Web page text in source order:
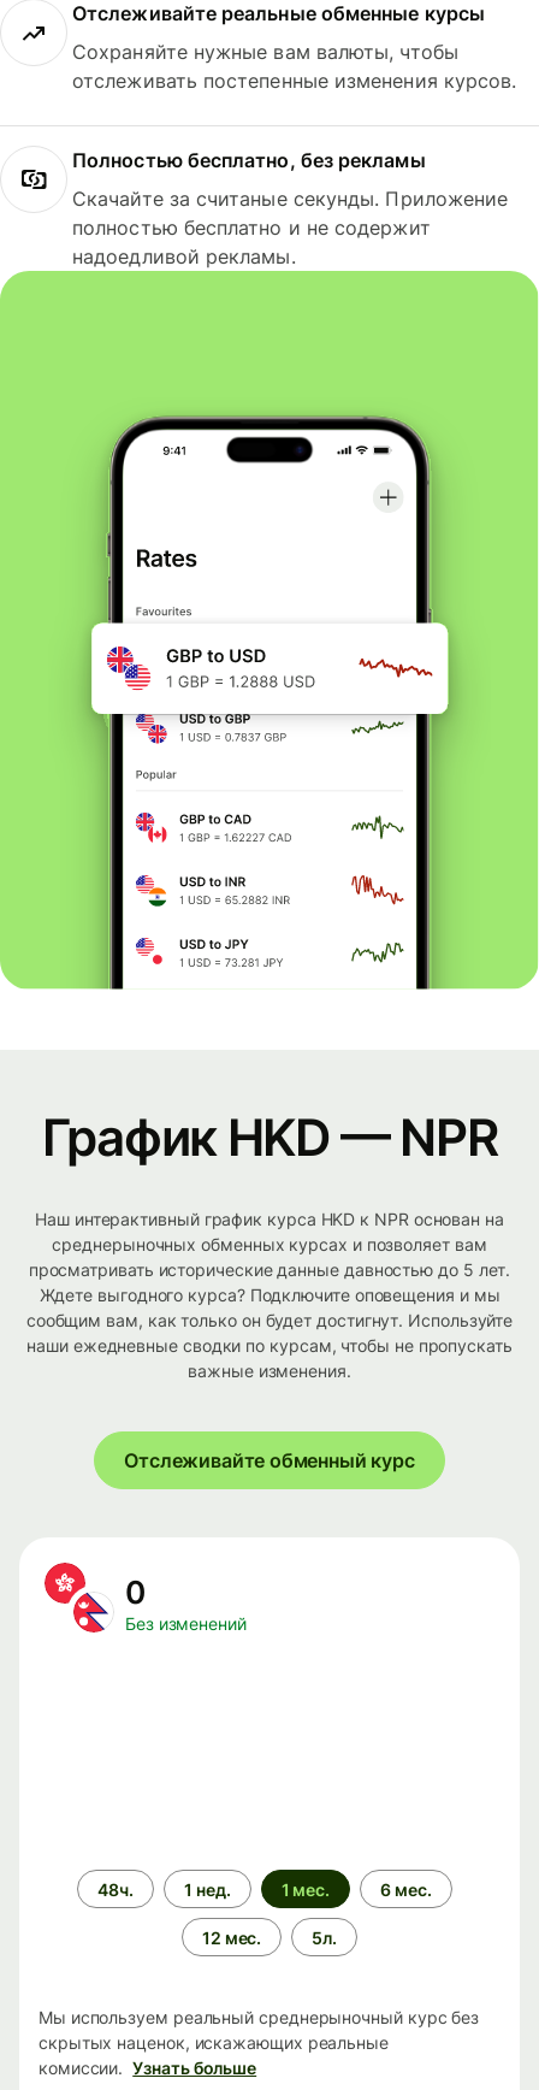
Отслеживайте реальные обменные курсы
Сохраняйте нужные вам валюты, чтобы
отслеживать постепенные изменения курсов.
Полностью бесплатно, без рекламы
Скачайте за считаные секунды. Приложение
полностью бесплатно и не содержит
надоедливой рекламы.
График HKD — NPR
Наш интерактивный график курса HKD к NPR основан на
среднерыночных обменных курсах и позволяет вам
просматривать исторические данные давностью до 5 лет.
Ждете выгодного курса? Подключите оповещения и мы
сообщим вам, как только он будет достигнут. Используйте
наши ежедневные сводки по курсам, чтобы не пропускать
важные изменения.
Отслеживайте обменный курс
0
Без изменений
Период
времени
48ч. 1 нед. 1 мес. 6 мес.
12 мес. 5л.
Мы используем реальный среднерыночный курс без
скрытых наценок, искажающих реальные
комиссии. Узнать больше